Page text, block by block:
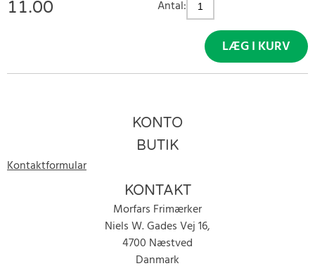
11.00 Antal:
LÆG I KURV
KONTO
BUTIK
Kontaktformular
KONTAKT
Morfars Frimærker
Niels W. Gades Vej 16,
4700 Næstved
Danmark